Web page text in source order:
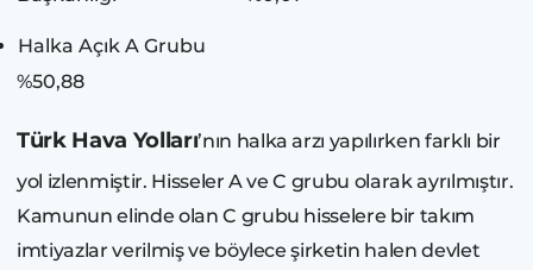
Halka Açık A Grubu
%50,88
Türk Hava Yolları’nın halka arzı yapılırken farklı bir
yol izlenmiştir. Hisseler A ve C grubu olarak ayrılmıştır.
Kamunun elinde olan C grubu hisselere bir takım
imtiyazlar verilmiş ve böylece şirketin halen devlet